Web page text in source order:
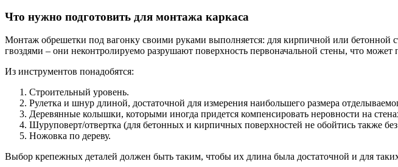
Что нужно подготовить для монтажа каркаса
Монтаж обрешетки под вагонку своими руками выполняется: для кирпичной или бетонной
гвоздями – они неконтролируемо разрушают поверхность первоначальной стены, что
Из инструментов понадобятся:
Строительный уровень.
Рулетка и шнур длиной, достаточной для измерения наибольшего размера
Деревянные колышки, которыми иногда придется компенсировать неровности на
Шуруповерт/отвертка (для бетонных и кирпичных поверхностей не обойтись также без
Ножовка по дереву.
Выбор крепежных деталей должен быть таким, чтобы их длина была достаточной и для